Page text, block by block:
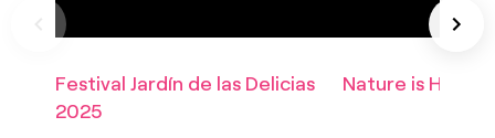
Festival Jardín de las Delicias
2025
Nature is Home